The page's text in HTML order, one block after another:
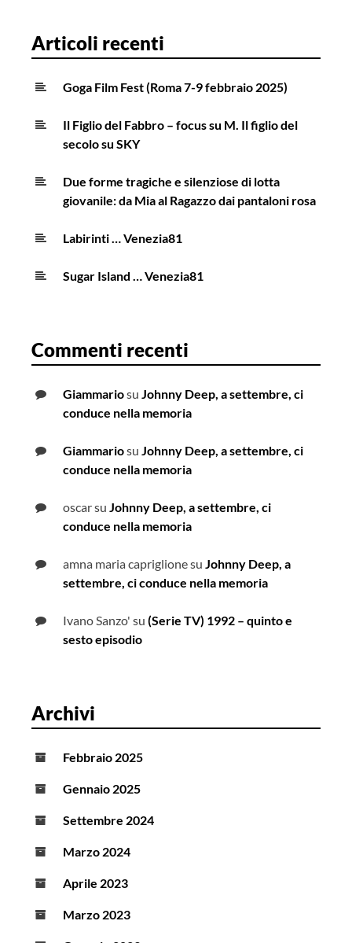
Articoli recenti
Goga Film Fest (Roma 7-9 febbraio 2025)
Il Figlio del Fabbro – focus su M. Il figlio del
secolo su SKY
Due forme tragiche e silenziose di lotta
giovanile: da Mia al Ragazzo dai pantaloni rosa
Labirinti … Venezia81
Sugar Island … Venezia81
Commenti recenti
Giammariosu Johnny Deep, a settembre, ci
conduce nella memoria
Giammariosu Johnny Deep, a settembre, ci
conduce nella memoria
oscarsu Johnny Deep, a settembre, ci
conduce nella memoria
amna maria capriglionesu Johnny Deep, a
settembre, ci conduce nella memoria
Ivano Sanzo' su (Serie TV) 1992 – quinto e
sesto episodio
Archivi
Febbraio 2025
Gennaio 2025
Settembre 2024
Marzo 2024
Aprile 2023
Marzo 2023